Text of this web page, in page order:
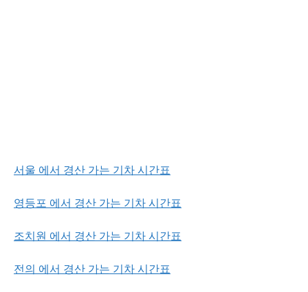
서울 에서 경산 가는 기차 시간표
영등포 에서 경산 가는 기차 시간표
조치원 에서 경산 가는 기차 시간표
전의 에서 경산 가는 기차 시간표